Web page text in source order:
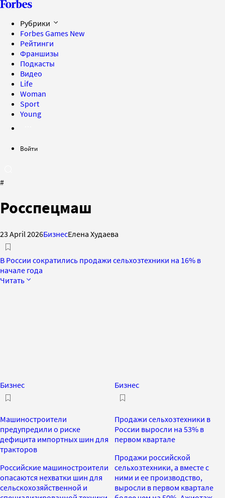
Рубрики
Forbes Games New
Рейтинги
Франшизы
Подкасты
Видео
Life
Woman
Sport
Young
Войти
#
Росспецмаш
23 April 2026БизнесЕлена Худаева
В России сократились продажи сельхозтехники на 16% в
начале года
Читать
Бизнес
Машиностроители
предупредили о риске
дефицита импортных шин для
тракторов
Российские машиностроители
опасаются нехватки шин для
сельскохозяйственной и
Бизнес
Продажи сельхозтехники в
России выросли на 53% в
первом квартале
Продажи российской
сельхозтехники, а вместе с
ними и ее производство,
выросли в первом квартале